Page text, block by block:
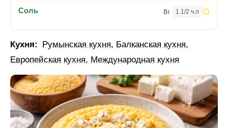
Соль 8г 1 1/2 ч.л
Кухня: Румынская кухня, Балканская кухня,
Европейская кухня, Международная кухня